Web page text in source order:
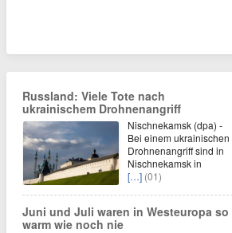
Russland: Viele Tote nach
ukrainischem Drohnenangriff
Nischnekamsk (dpa) -
Bei einem ukrainischen
Drohnenangriff sind in
Nischnekamsk in
[…] (01)
Juni und Juli waren in Westeuropa so
warm wie noch nie